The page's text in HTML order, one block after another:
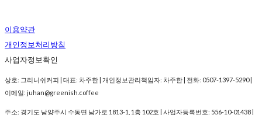
이용약관
개인정보처리방침
사업자정보확인
상호: 그리니쉬커피 | 대표: 차주한 | 개인정보관리책임자: 차주한 | 전화: 0507-1397-5290 |
이메일: juhan@greenish.coffee
주소: 경기도 남양주시 수동면 남가로 1813-1, 1층 102호 | 사업자등록번호: 556-10-01438 |